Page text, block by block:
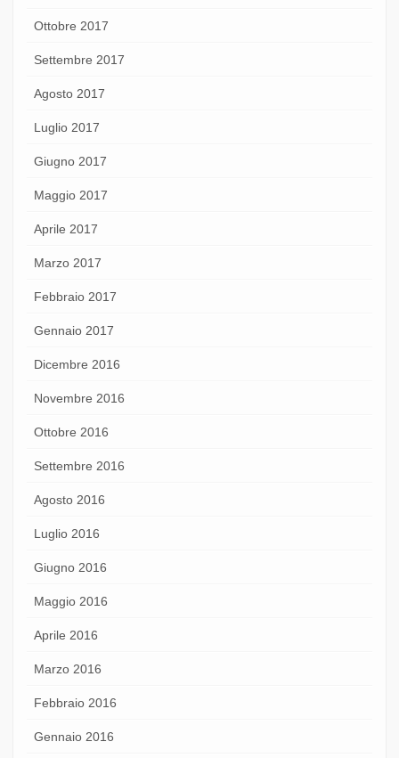
Ottobre 2017
Settembre 2017
Agosto 2017
Luglio 2017
Giugno 2017
Maggio 2017
Aprile 2017
Marzo 2017
Febbraio 2017
Gennaio 2017
Dicembre 2016
Novembre 2016
Ottobre 2016
Settembre 2016
Agosto 2016
Luglio 2016
Giugno 2016
Maggio 2016
Aprile 2016
Marzo 2016
Febbraio 2016
Gennaio 2016